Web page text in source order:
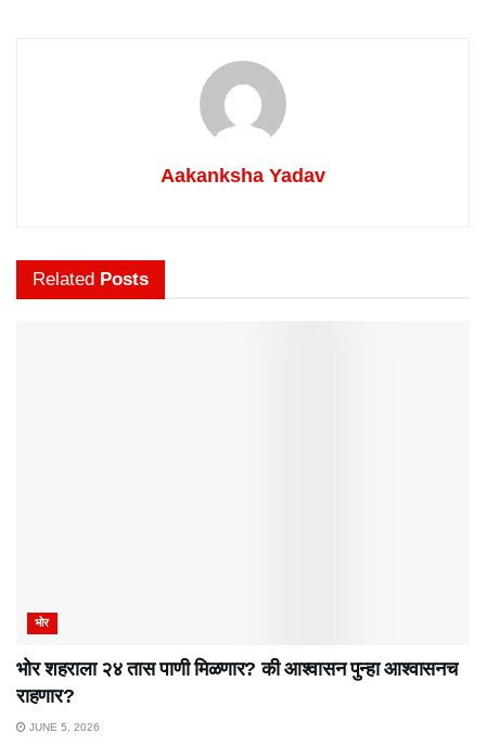
Aakanksha Yadav
Related Posts
भोर
भोर शहराला २४ तास पाणी मिळणार? की आश्वासन पुन्हा आश्वासनच
राहणार?
JUNE 5, 2026